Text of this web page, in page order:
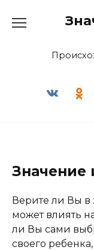
Значение
Верите ли Вы в
может влиять
ли Вы сами
своего